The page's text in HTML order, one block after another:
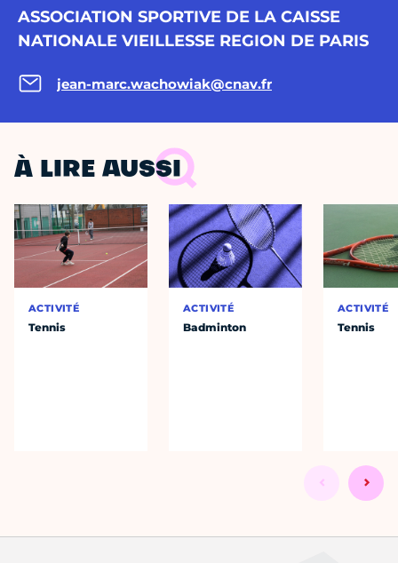
ASSOCIATION SPORTIVE DE LA CAISSE
NATIONALE VIEILLESSE REGION DE PARIS
jean-marc.wachowiak@cnav.fr
À LIRE AUSSI
ACTIVITÉ
Tennis
ACTIVITÉ
Badminton
ACTIVITÉ
Tennis